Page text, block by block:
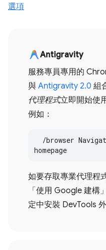
選項
Antigravity
服務專員專用的
與 Antigravity 2.0 組
代理程式立即開始使
例如：
homepage
如要存取專業代理程
「使用 Google 建構」
定中安裝 DevTools 外